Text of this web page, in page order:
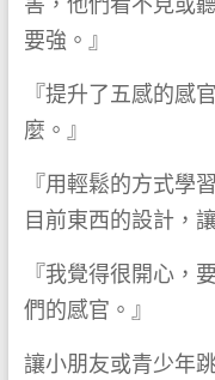
要強。』
『提升了五感的感
麼。』
『用輕鬆的方式學
目前東西的設計，
『我覺得很開心，
們的感官。』
讓小朋友或青少年